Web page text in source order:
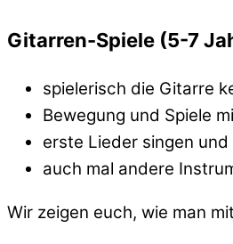
Gitarren-Spiele (5-7
spielerisch die Gitarre
Bewegung und Spiele
erste Lieder singen
auch mal andere
Wir zeigen euch, wie man